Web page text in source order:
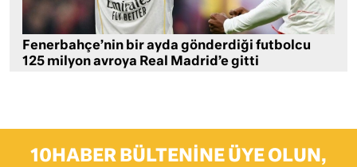
Fenerbahçe’nin bir ayda gönderdiği futbolcu
125 milyon avroya Real Madrid’e gitti
10HABER BÜLTENINE ÜYE OLUN,